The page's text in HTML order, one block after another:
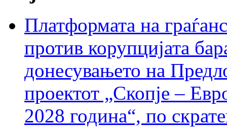
Платформата на
против корупцијата
донесувањето на
проектот „Скопје –
2028 година“, по